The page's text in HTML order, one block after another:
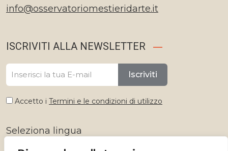
info@osservatoriomestieridarte.it
ISCRIVITI ALLA NEWSLETTER
Iscriviti
Accetto i Termini e le condizioni di utilizzo
Seleziona lingua